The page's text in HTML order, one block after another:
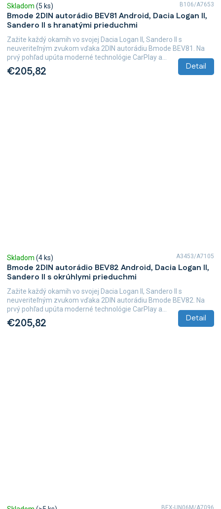
Bmode 2DIN autorádio BEV81 Android, Dacia Logan II,
Sandero II s hranatými prieduchmi
Skladom (5 ks)
€205,82 Detail
Zažite každý okamih vo svojej Dacia Logan II, Sandero II s
neuveriteľným zvukom vďaka 2DIN autorádiu Bmode BEV81. Na
prvý pohľad upúta moderné technológie CarPlay a...
B106/A7653
Bmode 2DIN autorádio BEV82 Android, Dacia Logan II,
Sandero II s okrúhlymi prieduchmi
Skladom (4 ks)
€205,82 Detail
Zažite každý okamih vo svojej Dacia Logan II, Sandero II s
neuveriteľným zvukom vďaka 2DIN autorádiu Bmode BEV82. Na
prvý pohľad upúta moderné technológie CarPlay a...
A3453/A7105